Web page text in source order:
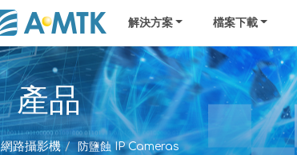
解決方案 檔案下載
產品
網路攝影機 防鹽蝕 IP Cameras